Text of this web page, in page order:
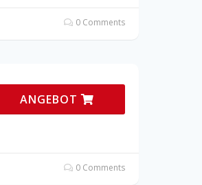
0 Comments
ANGEBOT
0 Comments